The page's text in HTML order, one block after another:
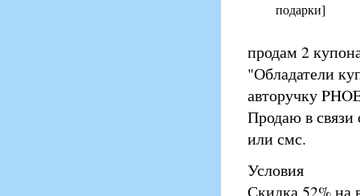
подарки]
продам 2
"Обладатели
авторучку
Продаю в
или смс.
Условия